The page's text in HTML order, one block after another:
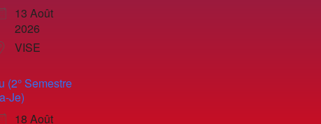
13 Août
2026
VISE
(2° Semestre
Je)
18 Août